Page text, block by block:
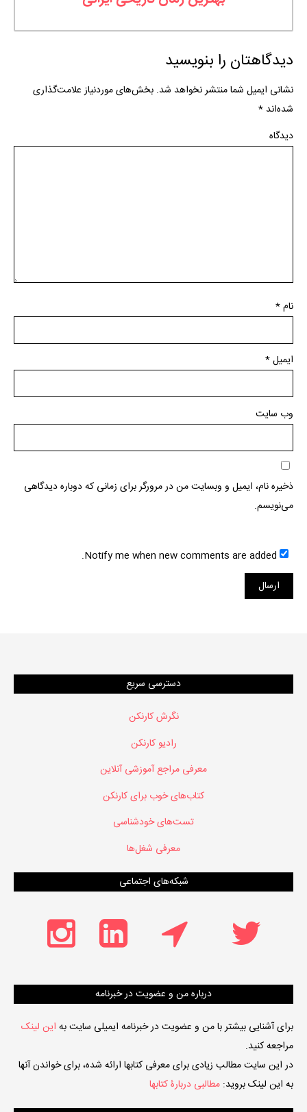
دیدگاهتان را بنویسید
نشانی ایمیل شما منتشر نخواهد شد. بخش‌های موردنیاز علامت‌گذاری
شده‌اند *
دیدگاه
نام*
ایمیل*
وب‌ سایت
ذخیره نام، ایمیل و وبسایت من در مرورگر برای زمانی که دوباره دیدگاهی
می‌نویسم.
Notify me when new comments are added.
دسترسی سریع
نگرش کارنکن
رادیو کارنکن
معرفی مراجع آموزشی آنلاین
کتاب‌های خوب برای کارنکن
تست‌های خودشناسی
معرفی شغل‌ها
شبکه‌های اجتماعی
درباره من و عضویت در خبرنامه
برای آشنایی بیشتر با من و عضویت در خبرنامه ایمیلی سایت به این لینک
مراجعه کنید.
در این سایت مطالب زیادی برای معرفی کتابها ارائه شده، برای خواندن آنها
به این لینک بروید: مطالبی دربارۀ کتابها